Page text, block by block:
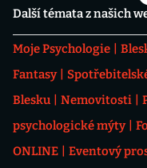
Další témata z našich
Moje Psychologie
Fantasy
Blesku
Nemovitosti
psychologické mýty
ONLINE
Eventový